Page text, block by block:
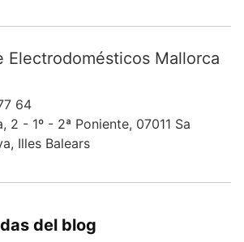
Electrodomésticos Mallorca
64
2 - 1º - 2ª Poniente, 07011 Sa
Illes Balears
del blog